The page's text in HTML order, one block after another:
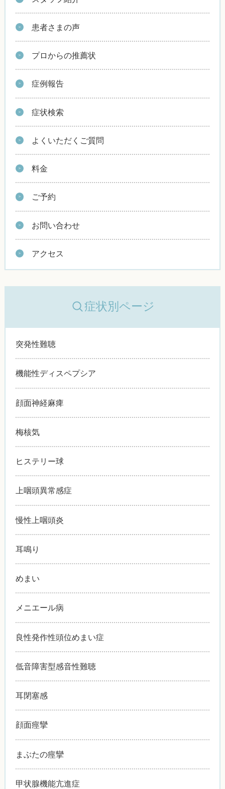
患者さまの声
プロからの推薦状
症例報告
症状検索
よくいただくご質問
料金
ご予約
お問い合わせ
アクセス
症状別ページ
突発性難聴
機能性ディスペプシア
顔面神経麻痺
梅核気
ヒステリー球
上咽頭異常感症
慢性上咽頭炎
耳鳴り
めまい
メニエール病
良性発作性頭位めまい症
低音障害型感音性難聴
耳閉塞感
顔面痙攣
まぶたの痙攣
甲状腺機能亢進症